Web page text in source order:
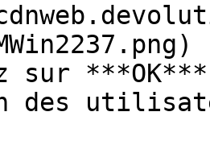
sur
des